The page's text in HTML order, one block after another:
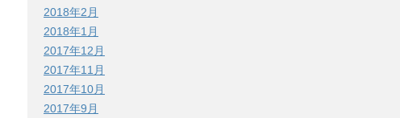
2018年2月
2018年1月
2017年12月
2017年11月
2017年10月
2017年9月